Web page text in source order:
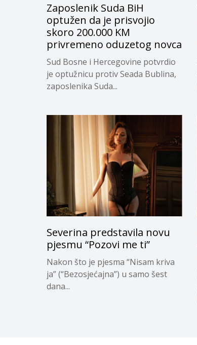
Zaposlenik Suda BiH
optužen da je prisvojio
skoro 200.000 KM
privremeno oduzetog novca
Sud Bosne i Hercegovine potvrdio
je optužnicu protiv Seada Bublina,
zaposlenika Suda...
Severina predstavila novu
pjesmu “Pozovi me ti”
Nakon što je pjesma “Nisam kriva
ja” (“Bezosjećajna”) u samo šest
dana...